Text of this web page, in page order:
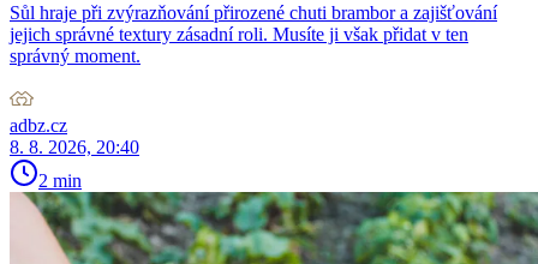
Sůl hraje při zvýrazňování přirozené chuti brambor a zajišťování
jejich správné textury zásadní roli. Musíte ji však přidat v ten
správný moment.
adbz.cz
8. 8. 2026, 20:40
2 min